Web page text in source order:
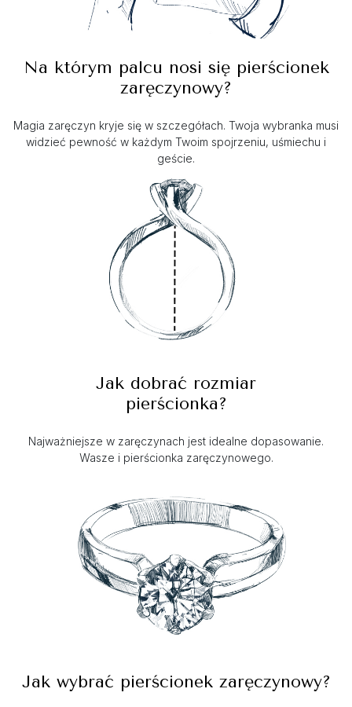
Na którym palcu nosi się pierścionek
zaręczynowy?
Magia zaręczyn kryje się w szczegółach. Twoja wybranka musi
widzieć pewność w każdym Twoim spojrzeniu, uśmiechu i
geście.
Jak dobrać rozmiar
pierścionka?
Najważniejsze w zaręczynach jest idealne dopasowanie.
Wasze i pierścionka zaręczynowego.
Jak wybrać pierścionek zaręczynowy?